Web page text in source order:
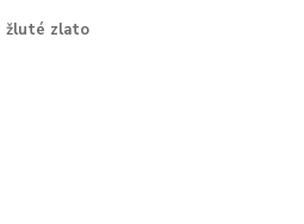
žluté zlato